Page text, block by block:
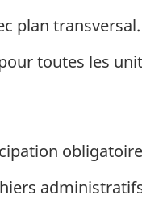
plan transversal.
toutes les